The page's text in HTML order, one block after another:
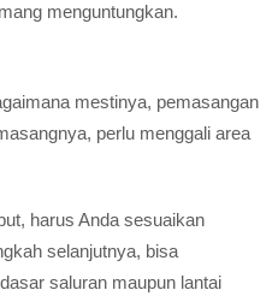
menguntungkan.
mestinya, pemasangan
perlu menggali area
harus Anda sesuaikan
selanjutnya, bisa
saluran maupun lantai